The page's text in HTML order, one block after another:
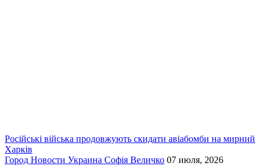
Російські війська продовжують скидати авіабомби на мирний
Харків
Город Новости Украина Софія Величко 07 июля, 2026